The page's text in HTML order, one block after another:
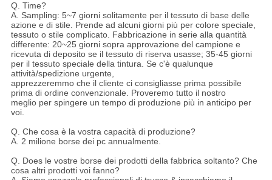
Q. Time?
A. Sampling: 5~7 giorni solitamente per il tessuto di base delle
azione e di stile. Prende ad alcuni giorni più per colore speciale,
tessuto o stile complicato. Fabbricazione in serie alla quantità
differente: 20~25 giorni sopra approvazione del campione e
ricevuta di deposito se il tessuto di riserva usasse; 35-45 giorni
per il tessuto speciale della tintura. Se c'è qualunque
attività/spedizione urgente,
apprezzeremmo che il cliente ci consigliasse prima possibile
prima di ordine convenzionale. Proveremo tutto il nostro
meglio per spingere un tempo di produzione più in anticipo per
voi.
Q. Che cosa è la vostra capacità di produzione?
A. 2 milione borse dei pc annualmente.
Q. Does le vostre borse dei prodotti della fabbrica soltanto? Che
cosa altri prodotti voi fanno?